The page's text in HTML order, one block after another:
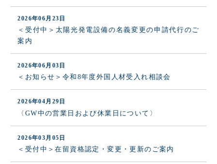
2026年06月23日
＜受付中＞太陽光発電設備の名義変更の申請代行のご
案内
2026年06月03日
＜お知らせ＞令和8年度外国人材受入れ相談会
2026年04月29日
〈GW中の営業日および休業日について〉
2026年03月05日
＜受付中＞在留資格認定・変更・更新のご案内